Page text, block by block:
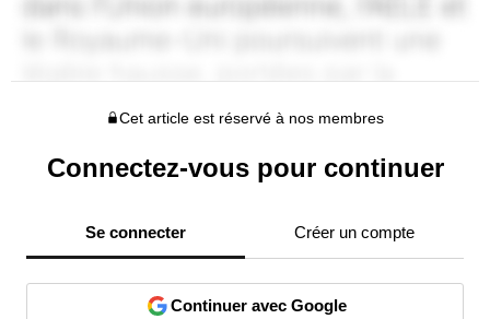
Cet article est réservé à nos membres
Connectez-vous pour continuer
Se connecter Créer un compte
Continuer avec Google